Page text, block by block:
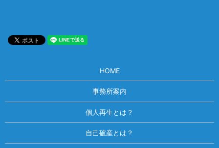
HOME
事務所案内
個人再生とは？
自己破産とは？